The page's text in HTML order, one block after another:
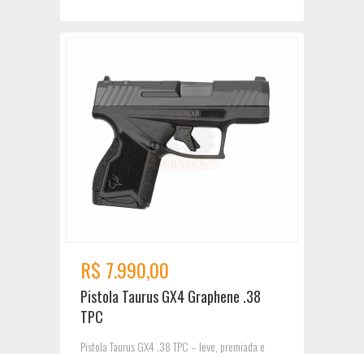
R$ 7.990,00
Pistola Taurus GX4 Graphene .38
TPC
Pistola Taurus GX4 .38 TPC – leve, premiada e